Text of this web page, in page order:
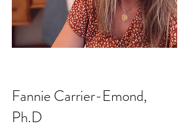
Fannie Carrier-Emond,
Ph.D